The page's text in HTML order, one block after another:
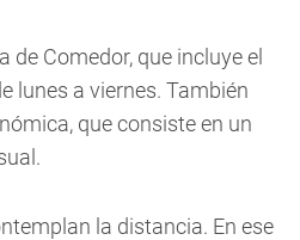
de Comedor, que incluye el
lunes a viernes. También
que consiste en un
la distancia. En ese